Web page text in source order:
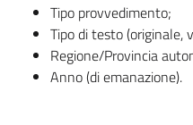
Tipo provvedimento;
Tipo di testo (originale,
Regione/Provincia
Anno (di emanazione).